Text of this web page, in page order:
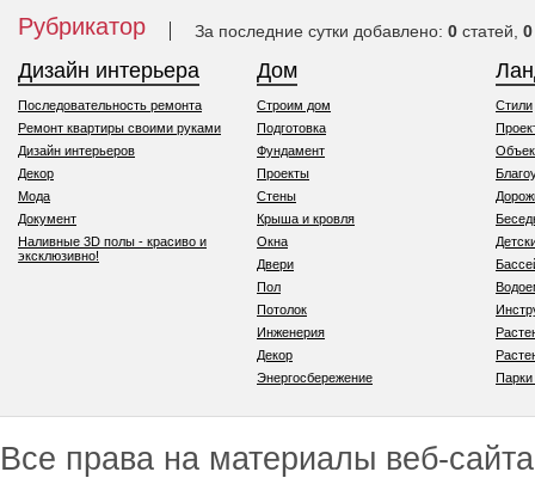
Рубрикатор За последние сутки добавлено: 0 статей, 0
Дизайн интерьера
Последовательность ремонта
Ремонт квартиры своими руками
Дизайн интерьеров
Декор
Мода
Документ
Наливные 3D полы - красиво и
эксклюзивно!
Дом
Строим дом
Подготовка
Фундамент
Проекты
Стены
Крыша и кровля
Окна
Двери
Пол
Потолок
Инженерия
Декор
Энергосбережение
Стили
Все права на материалы веб-